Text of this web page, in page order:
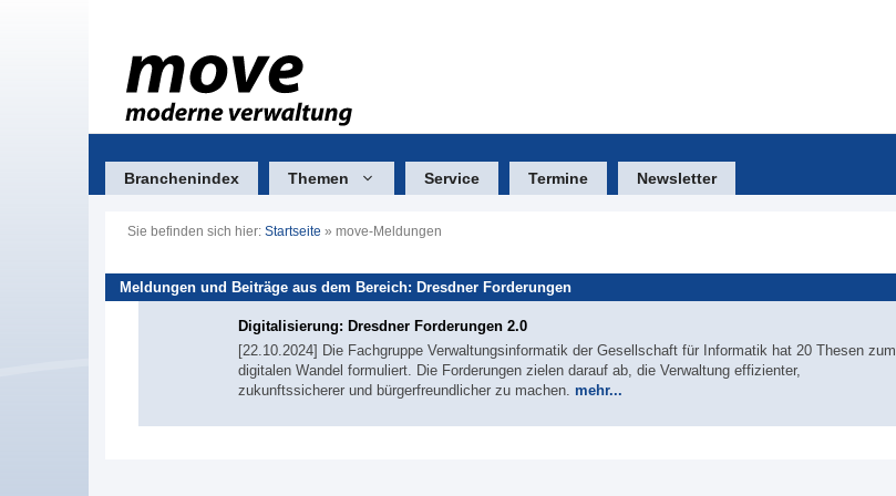
Branchenindex Themen Service Termine Newsletter
Sie befinden sich hier: Startseite » move-Meldungen
Meldungen und Beiträge aus dem Bereich: Dresdner Forderungen
Digitalisierung: Dresdner Forderungen 2.0
[22.10.2024] Die Fachgruppe Verwaltungsinformatik der Gesellschaft für Informatik hat 20 Thesen zum
digitalen Wandel formuliert. Die Forderungen zielen darauf ab, die Verwaltung effizienter,
zukunftssicherer und bürgerfreundlicher zu machen. mehr...